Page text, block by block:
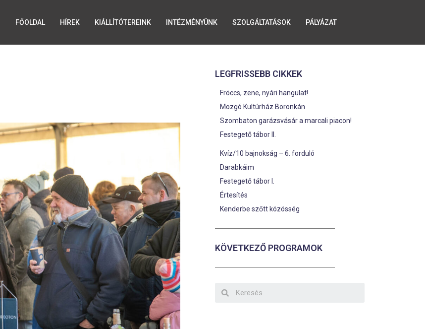
FŐOLDAL HÍREK KIÁLLÍTÓTEREINK INTÉZMÉNYÜNK SZOLGÁLTATÁSOK PÁLYÁZAT
LEGFRISSEBB CIKKEK
Fröccs, zene, nyári hangulat!
Mozgó Kultúrház Boronkán
Szombaton garázsvásár a marcali piacon!
Festegető tábor II.
Kvíz/10 bajnokság – 6. forduló
Darabkáim
Festegető tábor I.
Értesítés
Kenderbe szőtt közösség
KÖVETKEZŐ PROGRAMOK